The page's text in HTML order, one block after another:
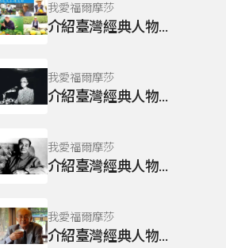
我愛福爾摩莎
介紹臺灣經典人物~陳文郁
我愛福爾摩莎
介紹臺灣經典人物~陳翠玉
我愛福爾摩莎
介紹臺灣經典人物~楊逵
我愛福爾摩莎
介紹臺灣經典人物~林良